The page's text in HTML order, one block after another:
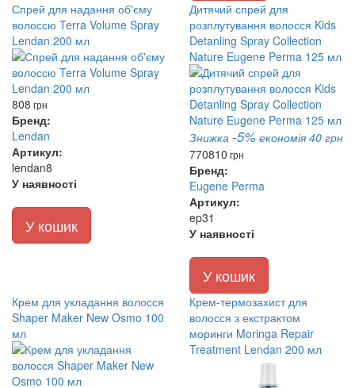
Спрей для надання об'єму
волоссю Terra Volume Spray
Lendan 200 мл
808 грн
Бренд:
Lendan
Артикул:
lendan8
У наявності
У кошик
Дитячий спрей для
розплутування волосся Kids
Detanling Spray Collection
Nature Eugene Perma 125 мл
Знижка -5% економія 40 грн
770810 грн
Бренд:
Eugene Perma
Артикул:
ep31
У наявності
У кошик
Крем для укладання волосся
Shaper Maker New Osmo 100
мл
Крем-термозахист для
волосся з екстрактом
моринги Moringa Repair
Treatment Lendan 200 мл